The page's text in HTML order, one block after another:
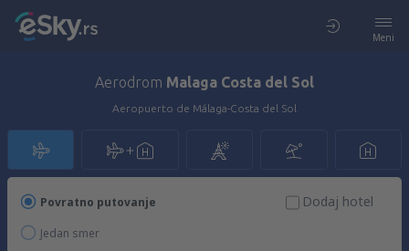
Meni
Aerodrom Malaga Costa del Sol
Aeropuerto de Málaga-Costa del Sol
Povratno putovanje
Jedan smer
Dodaj hotel